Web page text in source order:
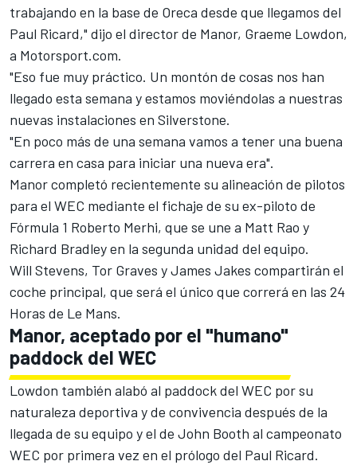
trabajando en la base de Oreca desde que llegamos del
Paul Ricard," dijo el director de Manor, Graeme Lowdon,
a Motorsport.com.
"Eso fue muy práctico. Un montón de cosas nos han
llegado esta semana y estamos moviéndolas a nuestras
nuevas instalaciones en Silverstone.
"En poco más de una semana vamos a tener una buena
carrera en casa para iniciar una nueva era".
Manor completó recientemente su alineación de pilotos
para el WEC mediante el fichaje de su ex-piloto de
Fórmula 1 Roberto Merhi, que se une a Matt Rao y
Richard Bradley en la segunda unidad del equipo.
Will Stevens, Tor Graves y James Jakes compartirán el
coche principal, que será el único que correrá en las 24
Horas de Le Mans.
Manor, aceptado por el "humano"
paddock del WEC
Lowdon también alabó al paddock del WEC por su
naturaleza deportiva y de convivencia después de la
llegada de su equipo y el de John Booth al campeonato
WEC por primera vez en el prólogo del Paul Ricard.